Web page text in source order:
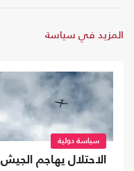
المزيد في سياسة
سياسة دولية
الاحتلال يهاجم الجيش